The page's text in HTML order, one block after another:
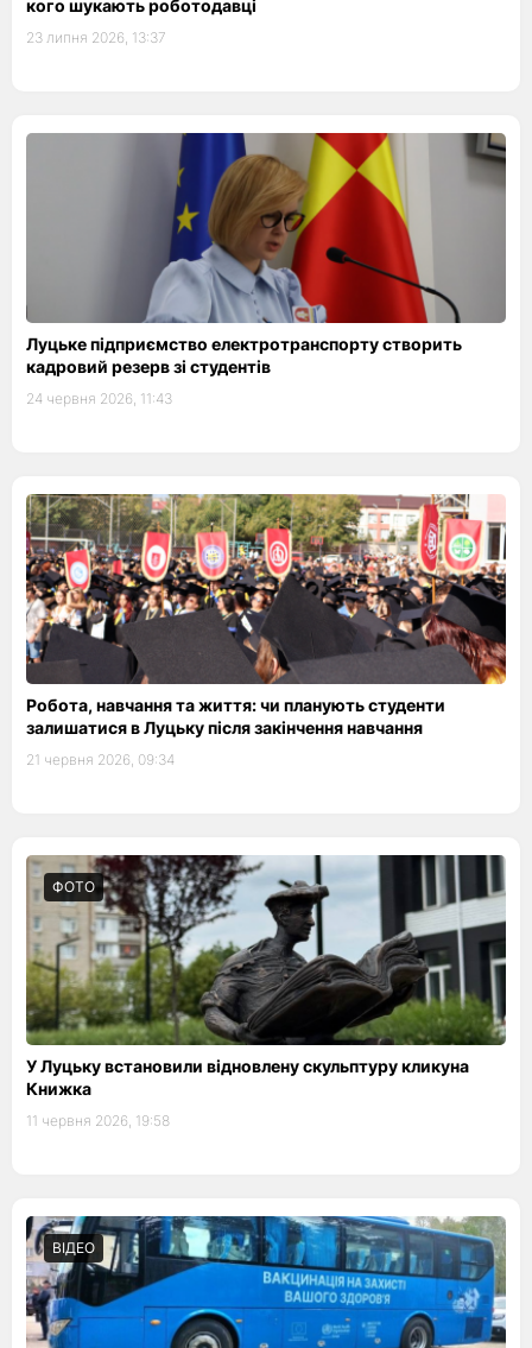
кого шукають роботодавці
23 липня 2026, 13:37
Луцьке підприємство електротранспорту створить
кадровий резерв зі студентів
24 червня 2026, 11:43
Робота, навчання та життя: чи планують студенти
залишатися в Луцьку після закінчення навчання
21 червня 2026, 09:34
ФОТО
У Луцьку встановили відновлену скульптуру кликуна
Книжка
11 червня 2026, 19:58
ВІДЕО